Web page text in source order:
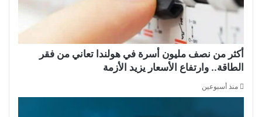
أكثر من نصف مليون أسرة في هولندا تعاني من فقر
الطاقة.. وارتفاع الأسعار يزيد الأزمة
منذ أسبوعين